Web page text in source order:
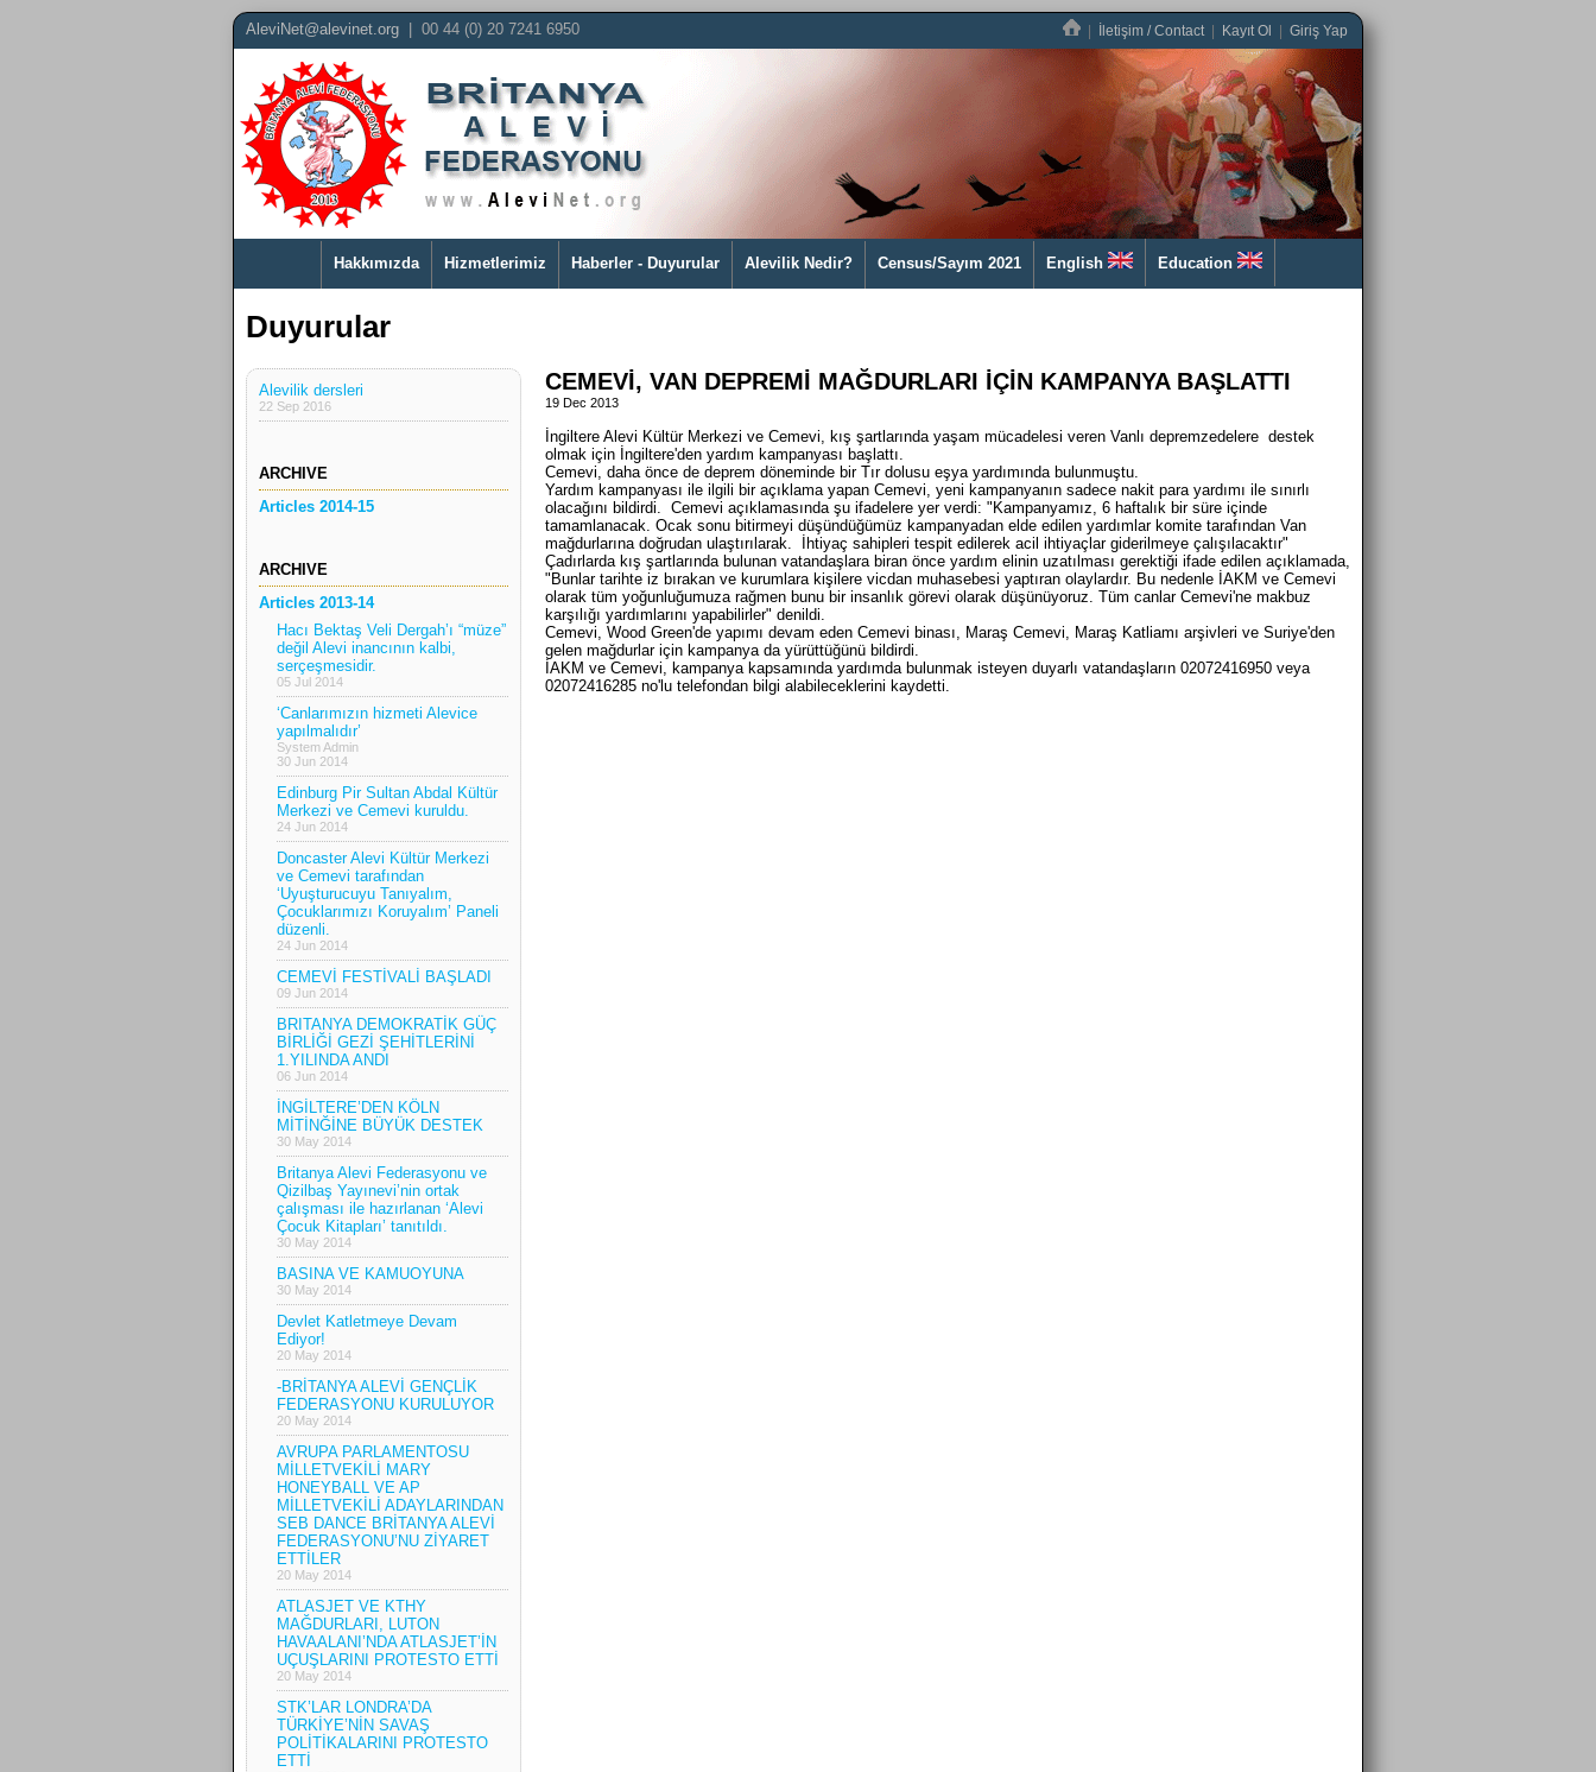
AleviNet@alevinet.org | 00 44 (0) 20 7241 6950 İletişim / Contact| Kayıt Ol Giriş Yap
Hakkımızda Hizmetlerimiz Haberler - Duyurular Alevilik Nedir? Census/Sayım 2021 English Education
Duyurular
Alevilik dersleri
22 Sep 2016
ARCHIVE
Articles 2014-15
ARCHIVE
Articles 2013-14
Hacı Bektaş Veli Dergah’ı “müze”
değil Alevi inancının kalbi,
serçeşmesidir.
05 Jul 2014
‘Canlarımızın hizmeti Alevice
yapılmalıdır’
System Admin
30 Jun 2014
Edinburg Pir Sultan Abdal Kültür
Merkezi ve Cemevi kuruldu.
24 Jun 2014
Doncaster Alevi Kültür Merkezi
ve Cemevi tarafından
‘Uyuşturucuyu Tanıyalım,
Çocuklarımızı Koruyalım’ Paneli
düzenli.
24 Jun 2014
CEMEVİ FESTİVALİ BAŞLADI
09 Jun 2014
BRITANYA DEMOKRATİK GÜÇ
BİRLİĞİ GEZİ ŞEHİTLERİNİ
1.YILINDA ANDI
06 Jun 2014
İNGİLTERE’DEN KÖLN
MİTİNĞİNE BÜYÜK DESTEK
30 May 2014
Britanya Alevi Federasyonu ve
Qizilbaş Yayınevi’nin ortak
çalışması ile hazırlanan ‘Alevi
Çocuk Kitapları’ tanıtıldı.
30 May 2014
BASINA VE KAMUOYUNA
30 May 2014
Devlet Katletmeye Devam
Ediyor!
20 May 2014
-BRİTANYA ALEVİ GENÇLİK
FEDERASYONU KURULUYOR
20 May 2014
AVRUPA PARLAMENTOSU
MİLLETVEKİLİ MARY
HONEYBALL VE AP
MİLLETVEKİLİ ADAYLARINDAN
SEB DANCE BRİTANYA ALEVİ
FEDERASYONU’NU ZİYARET
ETTİLER
20 May 2014
ATLASJET VE KTHY
MAĞDURLARI, LUTON
HAVAALANI’NDA ATLASJET’İN
UÇUŞLARINI PROTESTO ETTİ
20 May 2014
STK’LAR LONDRA’DA
TÜRKİYE’NİN SAVAŞ
POLİTİKALARINI PROTESTO
ETTİ
CEMEVİ, VAN DEPREMİ MAĞDURLARI İÇİN KAMPANYA BAŞLATTI
19 Dec 2013
İngiltere Alevi Kültür Merkezi ve Cemevi, kış şartlarında yaşam mücadelesi veren Vanlı depremzedelere destek
olmak için İngiltere'den yardım kampanyası başlattı.
Cemevi, daha önce de deprem döneminde bir Tır dolusu eşya yardımında bulunmuştu.
Yardım kampanyası ile ilgili bir açıklama yapan Cemevi, yeni kampanyanın sadece nakit para yardımı ile sınırlı
olacağını bildirdi. Cemevi açıklamasında şu ifadelere yer verdi: "Kampanyamız, 6 haftalık bir süre içinde
tamamlanacak. Ocak sonu bitirmeyi düşündüğümüz kampanyadan elde edilen yardımlar komite tarafından Van
mağdurlarına doğrudan ulaştırılarak. İhtiyaç sahipleri tespit edilerek acil ihtiyaçlar giderilmeye çalışılacaktır"
Çadırlarda kış şartlarında bulunan vatandaşlara biran önce yardım elinin uzatılması gerektiği ifade edilen açıklamada,
"Bunlar tarihte iz bırakan ve kurumlara kişilere vicdan muhasebesi yaptıran olaylardır. Bu nedenle İAKM ve Cemevi
olarak tüm yoğunluğumuza rağmen bunu bir insanlık görevi olarak düşünüyoruz. Tüm canlar Cemevi'ne makbuz
karşılığı yardımlarını yapabilirler" denildi.
Cemevi, Wood Green'de yapımı devam eden Cemevi binası, Maraş Cemevi, Maraş Katliamı arşivleri ve Suriye'den
gelen mağdurlar için kampanya da yürüttüğünü bildirdi.
İAKM ve Cemevi, kampanya kapsamında yardımda bulunmak isteyen duyarlı vatandaşların 02072416950 veya
02072416285 no'lu telefondan bilgi alabileceklerini kaydetti.